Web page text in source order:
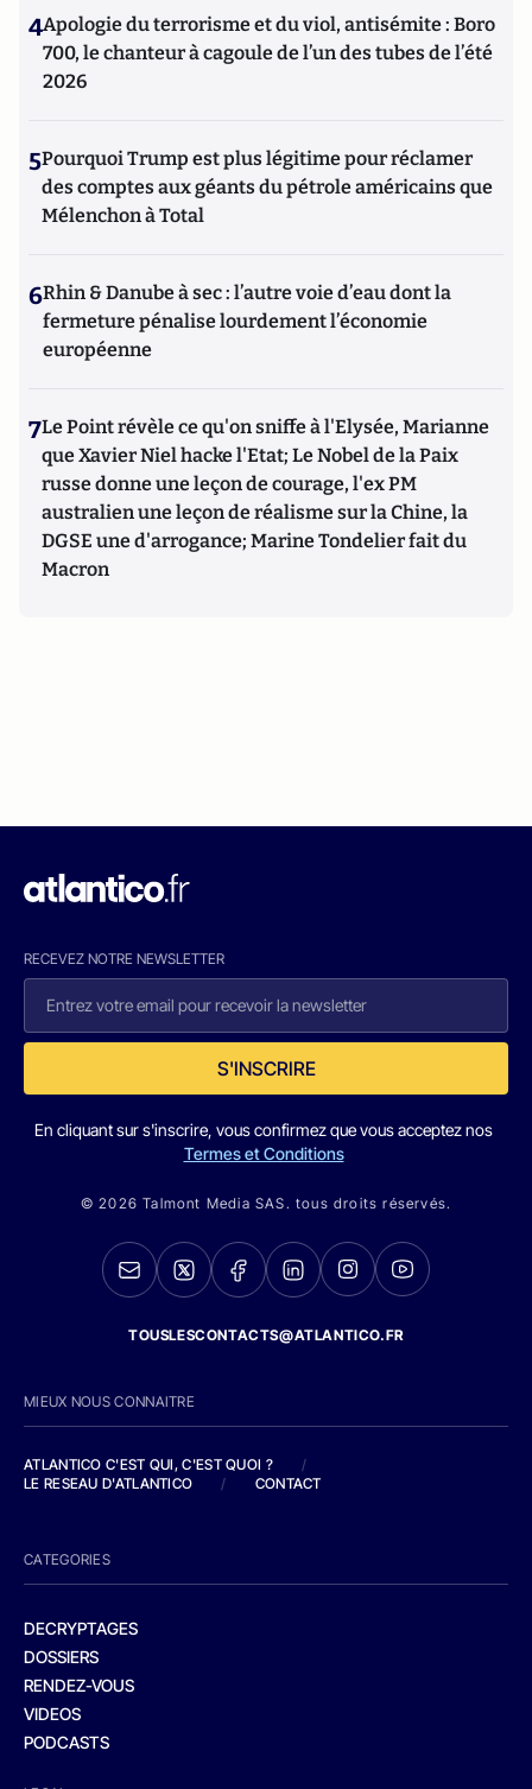
4Apologie du terrorisme et du viol, antisémite : Boro
700, le chanteur à cagoule de l’un des tubes de l’été
2026
5Pourquoi Trump est plus légitime pour réclamer
des comptes aux géants du pétrole américains que
Mélenchon à Total
6Rhin & Danube à sec : l’autre voie d’eau dont la
fermeture pénalise lourdement l’économie
européenne
7Le Point révèle ce qu'on sniffe à l'Elysée, Marianne
que Xavier Niel hacke l'Etat; Le Nobel de la Paix
russe donne une leçon de courage, l'ex PM
australien une leçon de réalisme sur la Chine, la
DGSE une d'arrogance; Marine Tondelier fait du
Macron
RECEVEZ NOTRE NEWSLETTER
S'INSCRIRE
En cliquant sur s'inscrire, vous confirmez que vous acceptez nos
Termes et Conditions
© 2026 Talmont Media SAS. tous droits réservés.
TOUSLESCONTACTS@ATLANTICO.FR
MIEUX NOUS CONNAITRE
ATLANTICO C'EST QUI, C'EST QUOI ?
/
LE RESEAU D'ATLANTICO
/ CONTACT
CATEGORIES
DECRYPTAGES
DOSSIERS
RENDEZ-VOUS
VIDEOS
PODCASTS